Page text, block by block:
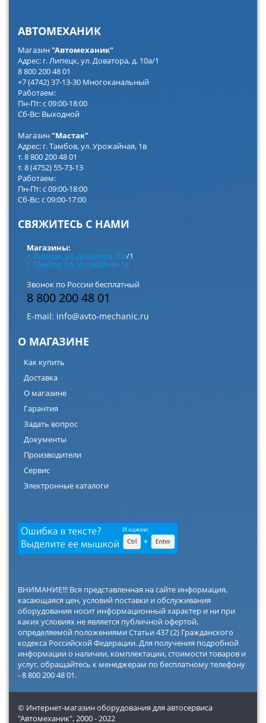
АВТОМЕХАНИК
Магазин"Автомеханик"
Адрес: г. Липецк, ул. Доватора, д. 10а/1
8 800 200 48 01
+7 (4742) 37-13-30 Многоканальный
Работаем:
Пн-Пт: с 09:00-18:00
Сб-Вс: Выходной
Магазин"Мастак"
Адрес: г. Тамбов, ул. Урожайная, 1в
т. 8 800 200 48 01
т. 8 (4752) 55-73-13
Работаем:
Пн-Пт: с 09:00-18:00
Сб-Вс: с 09:00-17:00
СВЯЖИТЕСЬ С НАМИ
Магазины:
г. Липецк, ул. Доватора 10а/1
г. Тамбов, ул. Урожайная 1в
Звонок по России бесплатный
8 800 200 48 01
E-mail: info@avto-mechanic.ru
О МАГАЗИНЕ
Как купить
Доставка
О магазине
Гарантия
Задать вопрос
Документы
Производители
Сервис
Электронные каталоги
ВНИМАНИЕ!!! Вся представленная на сайте информация,
касающаяся цен, условий поставки и обслуживания
оборудования носит информационный характер и ни при
каких условиях не является публичной офертой,
определяемой положениями Статьи 437 (2) Гражданского
кодекса Российской Федерации. Для получения подробной
информации о наличии, комплектации, стоимости товаров и
услуг, обращайтесь к менеджерам по бесплатному телефону
- 8 800 200 48 01.
© Интернет-магазин оборудования для автосервиса
"Автомеханик",2000 - 2022